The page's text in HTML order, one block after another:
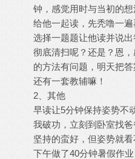
钟，感觉用时与当初的
给他一起读，先秃噜一
选择一题题让他读并说
彻底清扫呢？还是？恩
的方法有问题，明天把
还有一套教辅嘛！
2、其他
早读让5分钟保持姿势不
我破功，立刻到卧室找
坚持的蛮好，但姿势就看
下午做了40分钟暑假作